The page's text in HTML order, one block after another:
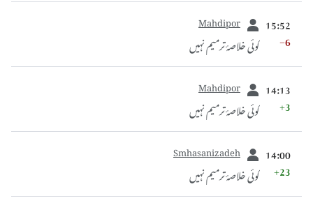
15:52
Mahdipor
−6 کوئی خلاصۂ ترمیم نہیں
14:13
Mahdipor
+3 کوئی خلاصۂ ترمیم نہیں
14:00
Smhasanizadeh
+23 کوئی خلاصۂ ترمیم نہیں